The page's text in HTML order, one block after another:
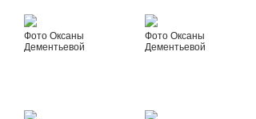
Фото Оксаны
Дементьевой
Фото Оксаны
Дементьевой